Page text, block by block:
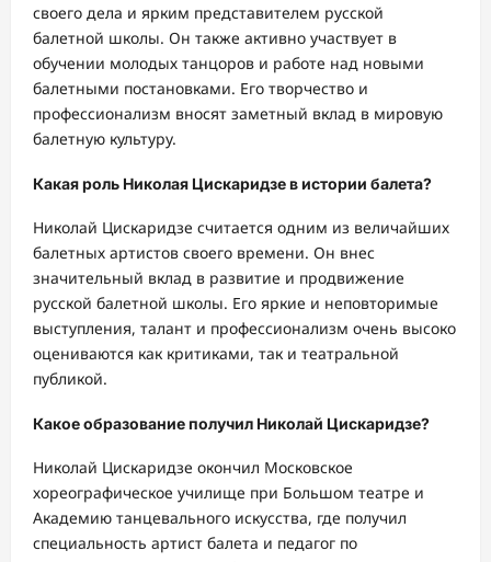
своего дела и ярким представителем русской
балетной школы. Он также активно участвует в
обучении молодых танцоров и работе над новыми
балетными постановками. Его творчество и
профессионализм вносят заметный вклад в мировую
балетную культуру.
Какая роль Николая Цискаридзе в истории балета?
Николай Цискаридзе считается одним из величайших
балетных артистов своего времени. Он внес
значительный вклад в развитие и продвижение
русской балетной школы. Его яркие и неповторимые
выступления, талант и профессионализм очень высоко
оцениваются как критиками, так и театральной
публикой.
Какое образование получил Николай Цискаридзе?
Николай Цискаридзе окончил Московское
хореографическое училище при Большом театре и
Академию танцевального искусства, где получил
специальность артист балета и педагог по